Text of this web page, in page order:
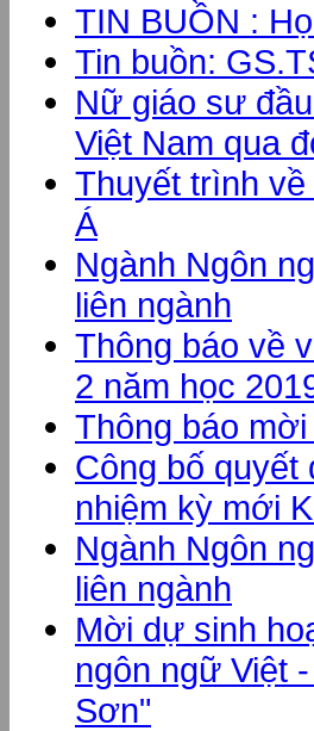
TIN BUỒN :
Tin buồn:
Nữ giáo sư
Việt Nam qua
Thuyết trình
Á
Ngành Ngôn
liên ngành
Thông báo về
2 năm học
Thông báo
Công bố quyết
nhiệm kỳ mới
Ngành Ngôn
liên ngành
Mời dự sinh
ngôn ngữ Việt
Sơn"